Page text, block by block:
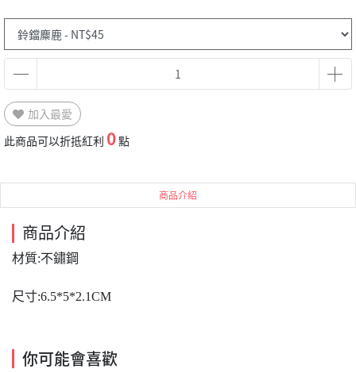
加入最愛
此商品可以折抵紅利 0點
商品介紹
商品介紹
材質:不鏽鋼
尺寸:6.5*5*2.1CM
你可能會喜歡